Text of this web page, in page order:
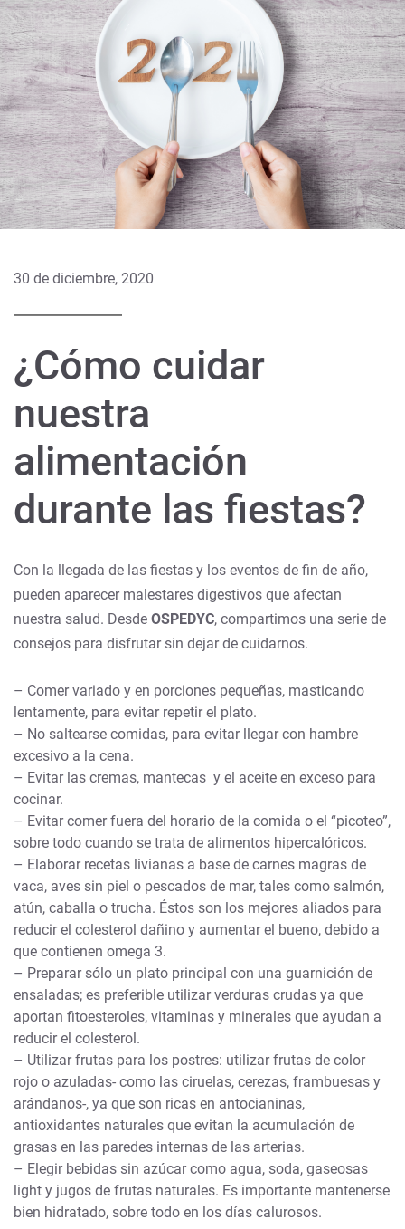
30 de diciembre, 2020
¿Cómo cuidar
nuestra
alimentación
durante las fiestas?
Con la llegada de las fiestas y los eventos de fin de año,
pueden aparecer malestares digestivos que afectan
nuestra salud. Desde OSPEDYC, compartimos una serie de
consejos para disfrutar sin dejar de cuidarnos.
– Comer variado y en porciones pequeñas, masticando
lentamente, para evitar repetir el plato.
– No saltearse comidas, para evitar llegar con hambre
excesivo a la cena.
– Evitar las cremas, mantecas y el aceite en exceso para
cocinar.
– Evitar comer fuera del horario de la comida o el “picoteo”,
sobre todo cuando se trata de alimentos hipercalóricos.
– Elaborar recetas livianas a base de carnes magras de
vaca, aves sin piel o pescados de mar, tales como salmón,
atún, caballa o trucha. Éstos son los mejores aliados para
reducir el colesterol dañino y aumentar el bueno, debido a
que contienen omega 3.
– Preparar sólo un plato principal con una guarnición de
ensaladas; es preferible utilizar verduras crudas ya que
aportan fitoesteroles, vitaminas y minerales que ayudan a
reducir el colesterol.
– Utilizar frutas para los postres: utilizar frutas de color
rojo o azuladas- como las ciruelas, cerezas, frambuesas y
arándanos-, ya que son ricas en antocianinas,
antioxidantes naturales que evitan la acumulación de
grasas en las paredes internas de las arterias.
– Elegir bebidas sin azúcar como agua, soda, gaseosas
light y jugos de frutas naturales. Es importante mantenerse
bien hidratado, sobre todo en los días calurosos.